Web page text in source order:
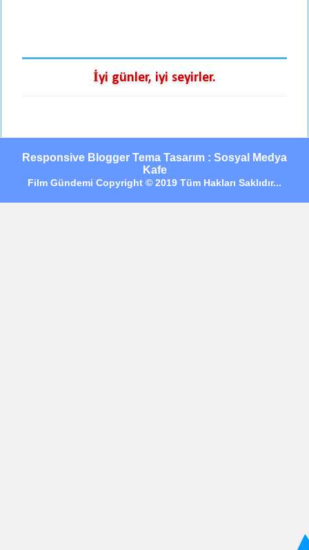
İyi günler, iyi seyirler.
Responsive Blogger Tema Tasarım : Sosyal Medya
Kafe
Film Gündemi Copyright © 2019 Tüm Hakları Saklıdır...